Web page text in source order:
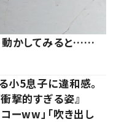
動かしてみると……
小5息子に違和感。
撃的すぎる姿』
ーww」「吹き出し